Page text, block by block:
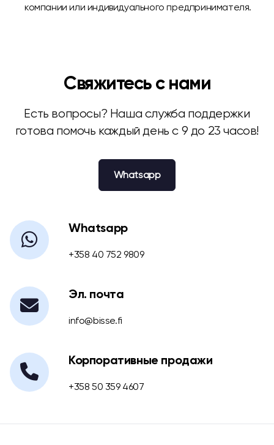
компании или индивидуального предпринимателя.
Свяжитесь с нами
Есть вопросы? Наша служба поддержки
готова помочь каждый день с 9 до 23 часов!
Whatsapp
Whatsapp
+358 40 752 9809
Эл. почта
info@bisse.fi
Корпоративные продажи
+358 50 359 4607